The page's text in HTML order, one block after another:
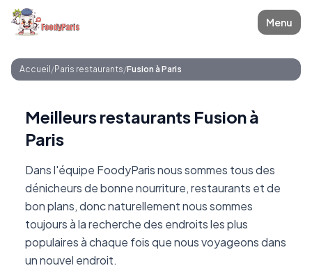
Menu
Accueil /Paris restaurants/Fusion à Paris
Meilleurs restaurants Fusion à
Paris
Dans l'équipe FoodyParis nous sommes tous des
dénicheurs de bonne nourriture, restaurants et de
bon plans, donc naturellement nous sommes
toujours à la recherche des endroits les plus
populaires à chaque fois que nous voyageons dans
un nouvel endroit.